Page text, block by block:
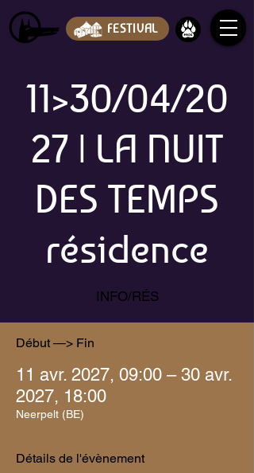
FESTIVAL
11>30/04/20
27 | LA NUIT
DES TEMPS
résidence
INFO/RÉS
Début —> Fin
11 avr. 2027, 09:00 – 30 avr.
2027, 18:00
Neerpelt (BE)
Détails de l'évènement